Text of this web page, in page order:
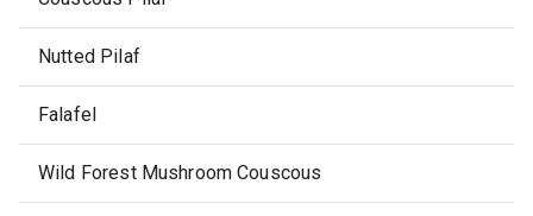
Nutted Pilaf
Falafel
Wild Forest Mushroom Couscous